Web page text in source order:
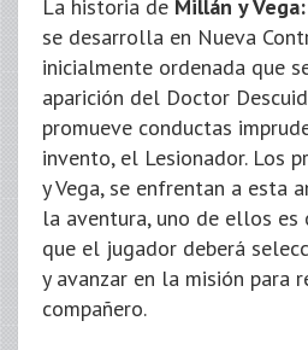
La historia de Millán y
se desarrolla en Nueva
inicialmente ordenada que
aparición del Doctor
promueve conductas
invento, el Lesionador. Los
y Vega, se enfrentan a esta
la aventura, uno de ellos es
que el jugador deberá
y avanzar en la misión para
compañero.